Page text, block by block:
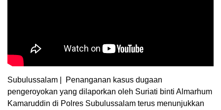
Subulussalam | Penanganan kasus dugaan
pengeroyokan yang dilaporkan oleh Suriati binti Almarhum
Kamaruddin di Polres Subulussalam terus menunjukkan